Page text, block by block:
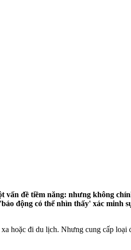
đề tiềm năng: nhưng không
động có thể nhìn thấy' xác minh
hoặc đi du lịch. Nhưng cung cấp